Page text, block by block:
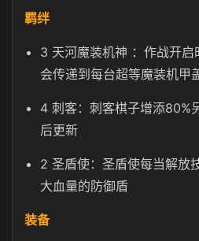
羁绊
3 天河魔装机神 ：作战开
会传递到每台超等魔装机甲
4 刺客：刺客棋子增添80%
后更新
2 圣盾使：圣盾使每当解放
大血量的防御盾
装备